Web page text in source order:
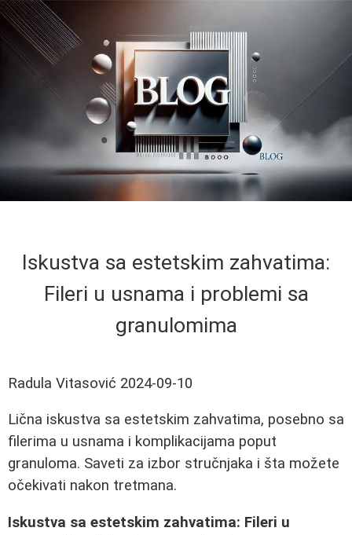
Iskustva sa estetskim zahvatima:
Fileri u usnama i problemi sa
granulomima
Radula Vitasović 2024-09-10
Lična iskustva sa estetskim zahvatima, posebno sa
filerima u usnama i komplikacijama poput
granuloma. Saveti za izbor stručnjaka i šta možete
očekivati nakon tretmana.
Iskustva sa estetskim zahvatima: Fileri u